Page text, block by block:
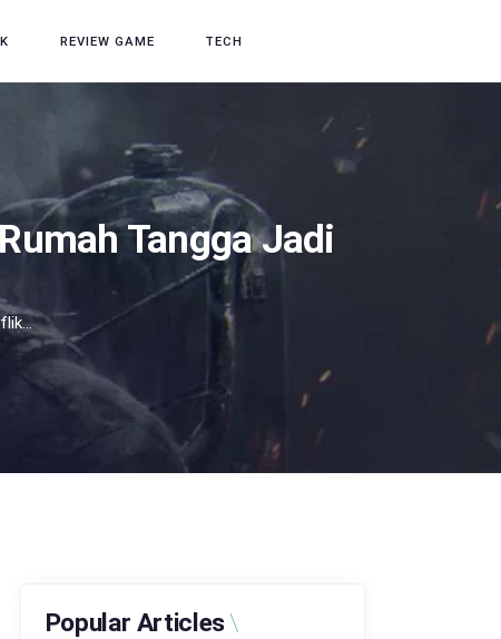
REVIEW GAME TECH
Tangga Jadi
Popular Articles